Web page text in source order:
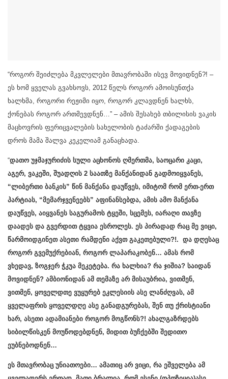
“როგორ შეიძლება მკვლელები მთავრობაში ისევ მოვიდნენ?! –
ეს ხომ ყველას გვახსოვს, 2012 წელს როგორ ამოისუნთქა
ხალხმა, როგორი რეჟიმი იყო, როგორ კლავდნენ ხალხს,
ქონებას როგორ ართმევდნენ…” – ამის შესახებ თბილისის ვაკის
მაცხოვრის ფერიცვალების სახელობის ტაძარში ქადაგების
დროს მამა შალვა კეკელიამ განაცხადა.
“დათო უჯმაჯურიძის სული აცხონოს ღმერთმა, საოცარი კაცი,
აგერ, ვაკეში, შუადღის 2 საათზე მანქანიდან გადმოიყვანეს,
“ლიბერთი ბანკის” წინ მანქანა დაუწვეს, იმიტომ რომ ერთ-ერთ
პარტიას, “მემარჯვენეებს” აფინანსებდა, ამის ამო მანქანა
დაუწვეს, აიყვანეს საგურამოს ტყეში, სცემეს, იარაღი თავზე
დაადეს და გვერდით ტყვია ესროლეს. ეს პირადად რაც მე ვიცი,
წარმოიდგინეთ ასეთი რამდენი აქვთ გაკეთებული?!. და დღესაც
როგორ გვემუქრებიან, როგორ ლაპარაკობენ… ამას რომ
ვხედავ, ზოგჯერ ჭკუა მეკეტება. რა ხალხია? რა ჯიშია? საიდან
მოვიდნენ? ამბიონიდან ამ თემაზე არ მისაუბრია, ვითმენ,
ვითმენ, ყოველდთე ვუყურებ ეკლესიის ასე ლანძღვას, ამ
ყველაფრის ყოველდღე ასე განადგურებას, შენ თუ ქრისტიანი
ხარ, ასეთი ადამიანები როგორ მოგწონს?! ახალგაზრდებს
სიბილწისკენ მოუწოდებდნენ, მიდით ბუჩქებში შედითო
ეუბნებოდნენ…
ეს მთავრობაც უნიათოები… ამათიც არ ვიცი, რა ეშველება ამ